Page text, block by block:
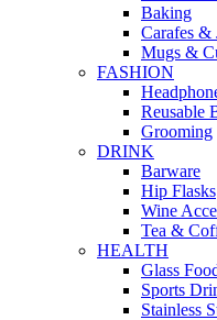
Baking
Carafes &
Mugs &
FASHION
Reusable
Grooming
DRINK
Barware
Hip Flasks
Wine
Tea &
HEALTH
Glass
Sports
Stainless